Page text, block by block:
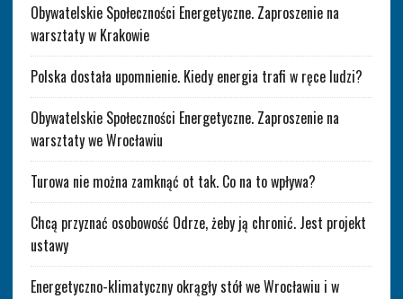
Obywatelskie Społeczności Energetyczne. Zaproszenie na
warsztaty w Krakowie
Polska dostała upomnienie. Kiedy energia trafi w ręce ludzi?
Obywatelskie Społeczności Energetyczne. Zaproszenie na
warsztaty we Wrocławiu
Turowa nie można zamknąć ot tak. Co na to wpływa?
Chcą przyznać osobowość Odrze, żeby ją chronić. Jest projekt
ustawy
Energetyczno-klimatyczny okrągły stół we Wrocławiu i w